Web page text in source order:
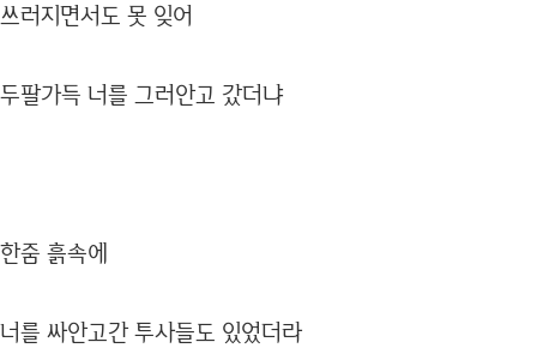
쓰러지면서도 못 잊어
두팔가득 너를 그러안고 갔더냐
한줌 흙속에
너를 싸안고간 투사들도 있었더라